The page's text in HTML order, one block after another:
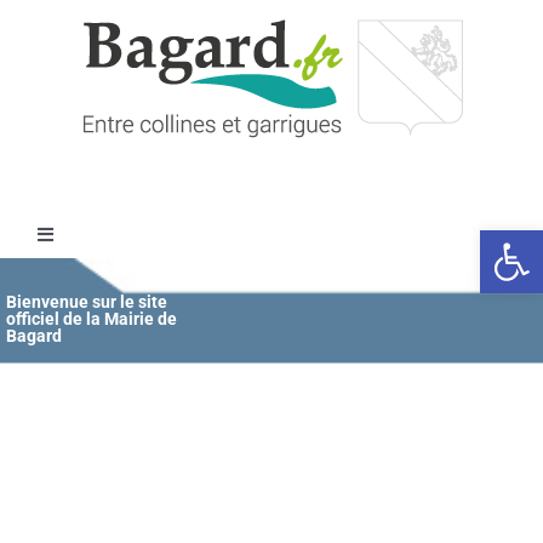
Ouvrir
Toggle
Navigation
Accueil
Bienvenue sur le site
officiel de la Mairie de
Bagard